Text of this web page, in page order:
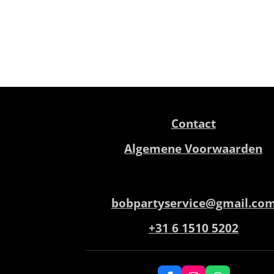
Contact
Algemene Voorwaarden
+31 6 1510 5202